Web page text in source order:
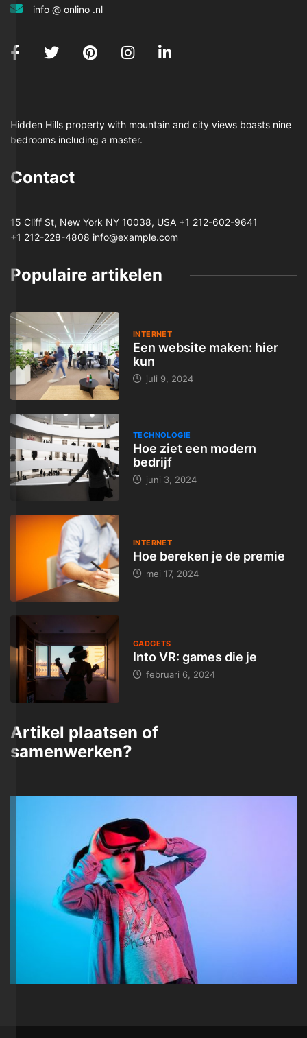
info @ onlino .nl
Hidden Hills property with mountain and city views boasts nine
bedrooms including a master.
Contact
15 Cliff St, New York NY 10038, USA +1 212-602-9641
+1 212-228-4808 info@example.com
Populaire artikelen
INTERNET
Een website maken: hier
kun
juli 9, 2024
TECHNOLOGIE
Hoe ziet een modern
bedrijf
juni 3, 2024
INTERNET
Hoe bereken je de premie
mei 17, 2024
GADGETS
Into VR: games die je
februari 6, 2024
Artikel plaatsen of
samenwerken?